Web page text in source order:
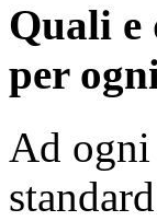
Quali e
per
Ad ogni